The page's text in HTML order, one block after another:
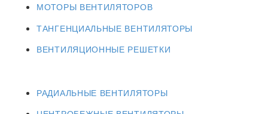
МОТОРЫ ВЕНТИЛЯТОРОВ
ТАНГЕНЦИАЛЬНЫЕ ВЕНТИЛЯТОРЫ
ВЕНТИЛЯЦИОННЫЕ РЕШЕТКИ
РАДИАЛЬНЫЕ ВЕНТИЛЯТОРЫ